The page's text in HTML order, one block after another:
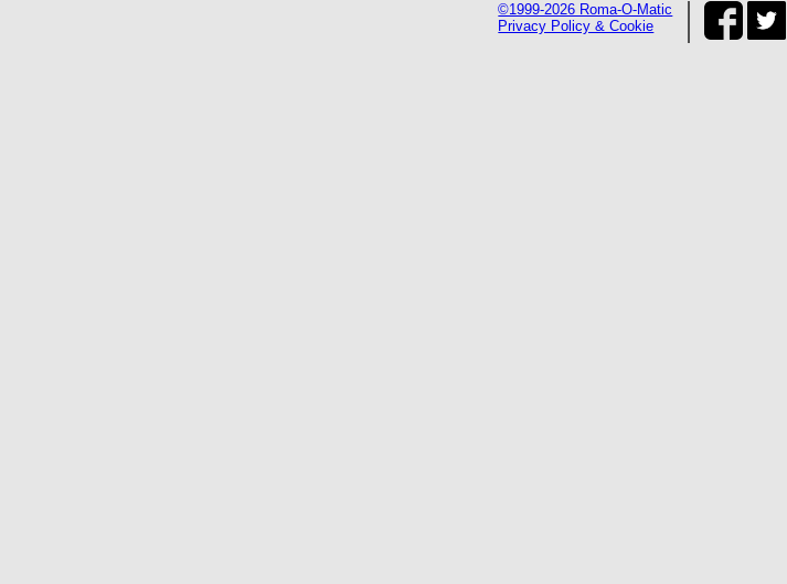
©1999-2026 Roma-O-Matic
Privacy Policy & Cookie